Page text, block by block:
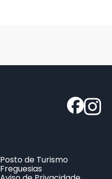
Posto de Turismo
Freguesias